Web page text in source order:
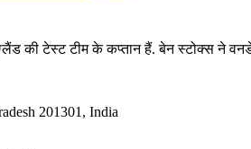
की टेस्ट टीम के कप्तान हैं. बेन स्टोक्स ने
201301, India